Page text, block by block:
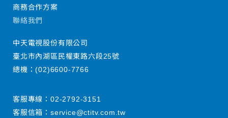
商務合作方案
聯絡我們
中天電視股份有限公司
臺北市內湖區民權東路六段25號
總機：(02)6600-7766
客服專線： 02-2792-3151
客服信箱： service@ctitv.com.tw